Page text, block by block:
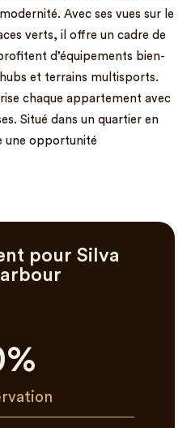
Avec ses vues sur le
verts, il offre un cadre de
d’équipements bien-
et terrains multisports.
chaque appartement avec
Situé dans un quartier en
une opportunité
pour Silva
%